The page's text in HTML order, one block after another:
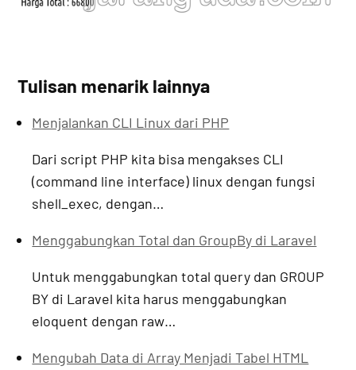
Tulisan menarik lainnya
Menjalankan CLI Linux dari PHP
Dari script PHP kita bisa mengakses CLI
(command line interface) linux dengan fungsi
shell_exec, dengan…
Menggabungkan Total dan GroupBy di Laravel
Untuk menggabungkan total query dan GROUP
BY di Laravel kita harus menggabungkan
eloquent dengan raw…
Mengubah Data di Array Menjadi Tabel HTML